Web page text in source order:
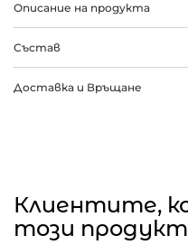
Описание на продукта
Състав
Доставка и Връщане
Клиентите,
този